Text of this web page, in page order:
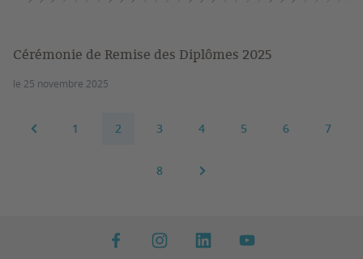
Cérémonie de Remise des Diplômes 2025
le 25 novembre 2025
1 2 3 4 5 6 7
8